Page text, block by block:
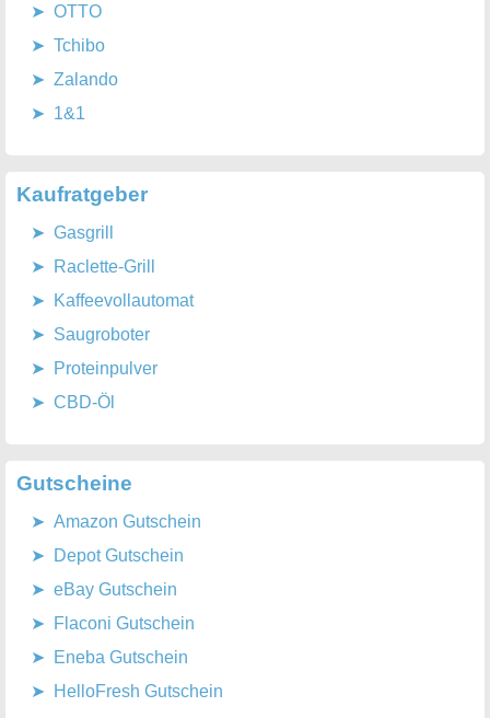
OTTO
Tchibo
Zalando
1&1
Kaufratgeber
Gasgrill
Raclette-Grill
Kaffeevollautomat
Saugroboter
Proteinpulver
CBD-Öl
Gutscheine
Amazon Gutschein
Depot Gutschein
eBay Gutschein
Flaconi Gutschein
Eneba Gutschein
HelloFresh Gutschein